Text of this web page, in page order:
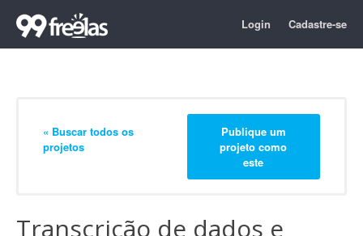
Login Cadastre-se
« Buscar todos os
projetos
Publique um
projeto como
este
Transcrição de dados e